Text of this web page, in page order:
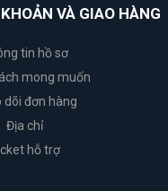
VÀ GIAO HÀNG
tin hồ sơ
mong muốn
dõi đơn hàng
Địa chỉ
hỗ trợ